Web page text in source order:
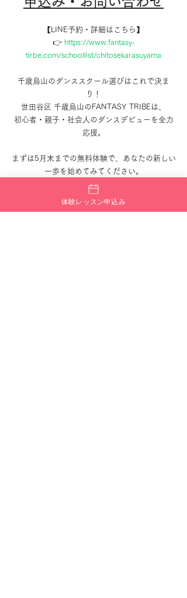
【LINE予約・詳細はこちら】
👉 https://www.fantasy-
tirbe.com/schoollist/chitosekarasuyama
千歳烏山のダンススクール選びはこれで決ま
り！
世田谷区 千歳烏山のFANTASY TRIBEは、
初心者・親子・社会人のダンスデビューを全力
応援。
まずは5月末までの無料体験で、あなたの新しい
一歩を始めてみてください。
体験レッスン申込み